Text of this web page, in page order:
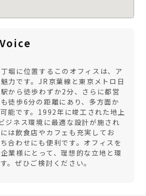
堀に位置するこのオフィスは、ア
力です。JR京葉線と東京メトロ日
から徒歩わずか2分、さらに都営
徒歩6分の距離にあり、多方面か
能です。1992年に竣工された地上
ジネス環境に最適な設計が施され
は飲食店やカフェも充実してお
合わせにも便利です。オフィスを
業様にとって、理想的な立地と環
。ぜひご検討ください。